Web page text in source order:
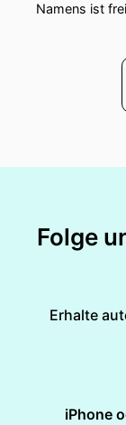
Namens ist
Folge
Erhalte
iPhone